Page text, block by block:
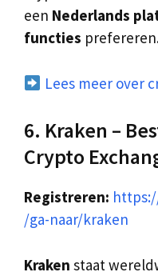
een Nederlands
functies
Lees meer over
6. Kraken –
Crypto
Registreren:
/ga-naar/kraken
Kraken staat